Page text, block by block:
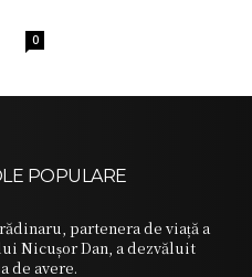
0
POPULARE
partenera de viață a
Nicușor Dan, a dezvăluit
de avere.